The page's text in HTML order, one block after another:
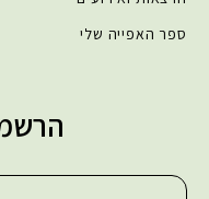
ספר האפייה שלי